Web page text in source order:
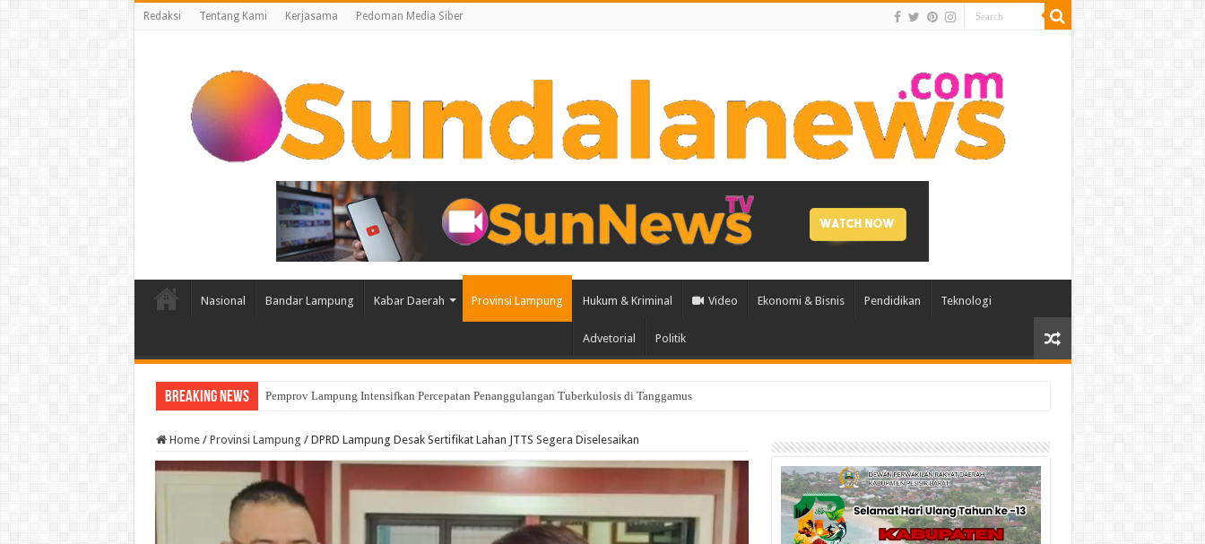
Redaksi Tentang Kami Kerjasama Pedoman Media Siber
Nasional Bandar Lampung Kabar Daerah Provinsi Lampung Hukum & Kriminal Video Ekonomi & Bisnis Pendidikan Teknologi
Advetorial Politik
Breaking News Wagub Jihan Kukuhkan Pengurus Mabigus dan Pembina Gudep UIN Raden Intan, Dorong Pramuka Perkuat Karakter Generasi Muda
Home / Provinsi Lampung / DPRD Lampung Desak Sertifikat Lahan JTTS Segera Diselesaikan